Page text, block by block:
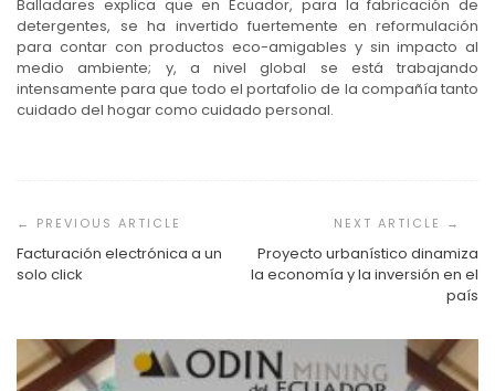
Balladares explica que en Ecuador, para la fabricación de
detergentes, se ha invertido fuertemente en reformulación
para contar con productos eco-amigables y sin impacto al
medio ambiente; y, a nivel global se está trabajando
intensamente para que todo el portafolio de la compañía tanto
cuidado del hogar como cuidado personal.
de
entradas
Facturación electrónica a un
solo click
Proyecto urbanístico dinamiza
la economía y la inversión en el
país